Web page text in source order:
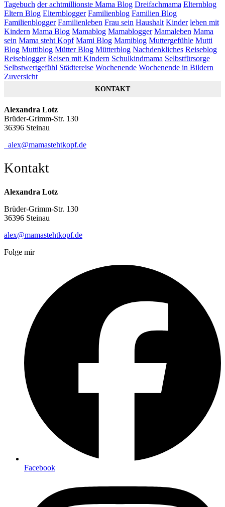
Tagebuch der achtmillionste Mama Blog Dreifachmama Elternblog
Eltern Blog Elternblogger Familienblog Familien Blog
Familienblogger Familienleben Frau sein Haushalt Kinder leben mit
Kindern Mama Blog Mamablog Mamablogger Mamaleben Mama
sein Mama steht Kopf Mami Blog Mamiblog Muttergefühle Mutti
Blog Muttiblog Mütter Blog Mütterblog Nachdenkliches Reiseblog
Reiseblogger Reisen mit Kindern Schulkindmama Selbstfürsorge
Selbstwertgefühl Städtereise Wochenende Wochenende in Bildern
Zuversicht
KONTAKT
Alexandra Lotz
Brüder-Grimm-Str. 130
36396 Steinau
alex@mamastehtkopf.de
Kontakt
Alexandra Lotz
Brüder-Grimm-Str. 130
36396 Steinau
alex@mamastehtkopf.de
Folge mir
Facebook